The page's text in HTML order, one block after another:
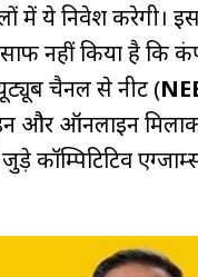
में ये निवेश करेगी।
नहीं किया है कि
चैनल से नीट (
और ऑनलाइन
कॉम्पिटिटिव